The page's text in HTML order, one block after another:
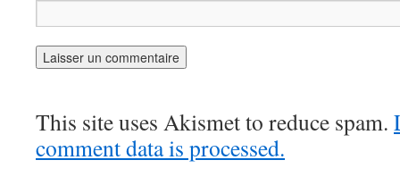
This site uses Akismet to reduce spam.
comment data is processed.